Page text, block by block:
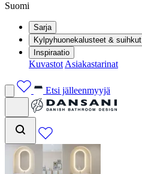
Suomi
Sarja
Kylpyhuonekalusteet & suihkut
Inspiraatio
Kuvastot Asiakastarinat
Etsi jälleenmyyjä